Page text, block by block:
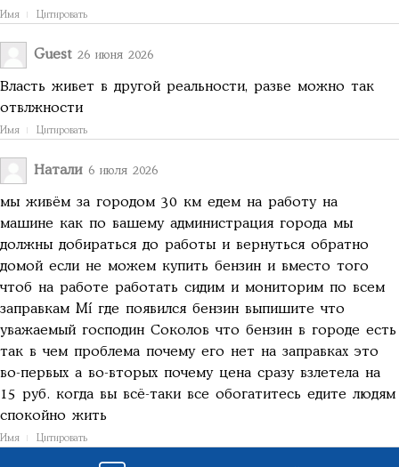
Имя Цитировать
Guest 26 июня 2026
Власть живет в другой реальности, разве можно так
отвлжности
Имя Цитировать
Натали 6 июля 2026
мы живём за городом 30 км едем на работу на
машине как по вашему администрация города мы
должны добираться до работы и вернуться обратно
домой если не можем купить бензин и вместо того
чтоб на работе работать сидим и мониторим по всем
заправкам Mí где появился бензин выпишите что
уважаемый господин Соколов что бензин в городе есть
так в чем проблема почему его нет на заправках это
во-первых а во-вторых почему цена сразу взлетела на
15 руб. когда вы всё-таки все обогатитесь едите людям
спокойно жить
Имя Цитировать